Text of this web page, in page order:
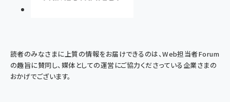
読者のみなさまに上質の情報をお届けできるのは、Web担当者Forum
の趣旨に賛同し、媒体としての運営にご協力くださっている企業さまの
おかげでございます。